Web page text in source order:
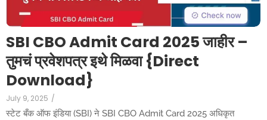
SBI CBO Admit Card 2025 जाहीर –
तुमचं प्रवेशपत्र इथे मिळवा {Direct
Download}
July 9, 2025 /
स्टेट बँक ऑफ इंडिया (SBI) ने SBI CBO Admit Card 2025 अधिकृत